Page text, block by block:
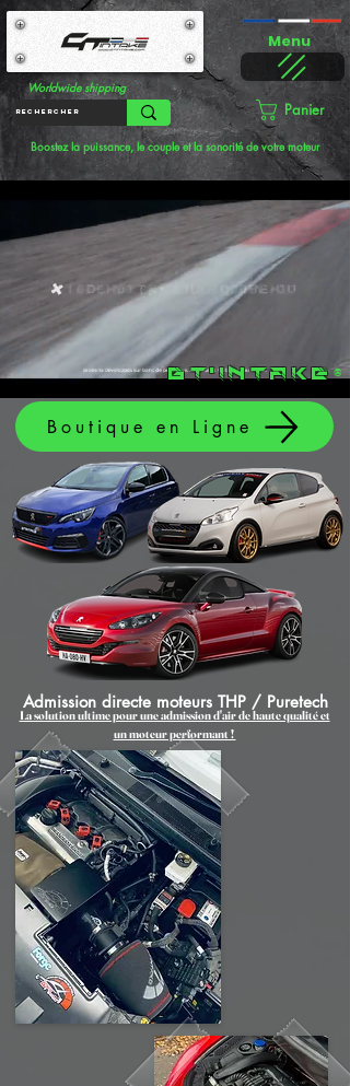
Worldwide shipping
Menu
Panier
Boostez la puissance, le couple et la sonorité de votre moteur
GT'intake®
Boutique en Ligne
Admission directe moteurs THP / Puretech
La solution ultime pour une admission d'air de haute qualité et
un moteur performant !